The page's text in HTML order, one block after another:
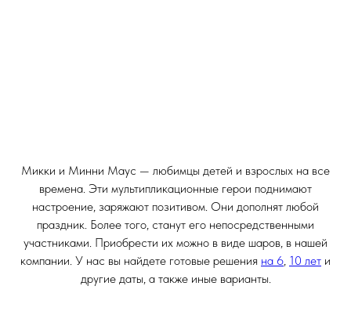
Микки и Минни Маус — любимцы детей и взрослых на все
времена. Эти мультипликационные герои поднимают
настроение, заряжают позитивом. Они дополнят любой
праздник. Более того, станут его непосредственными
участниками. Приобрести их можно в виде шаров, в нашей
компании. У нас вы найдете готовые решения на 6, 10 лет и
другие даты, а также иные варианты.